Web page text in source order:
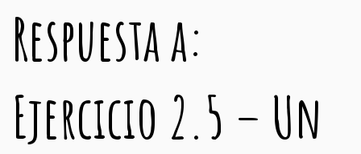
Respuesta a:
Ejercicio 2.5 – Un